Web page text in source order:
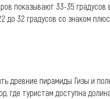
показывают 33-35
до 32 градусов со знаком
древние пирамиды Гизы и
где туристам доступна